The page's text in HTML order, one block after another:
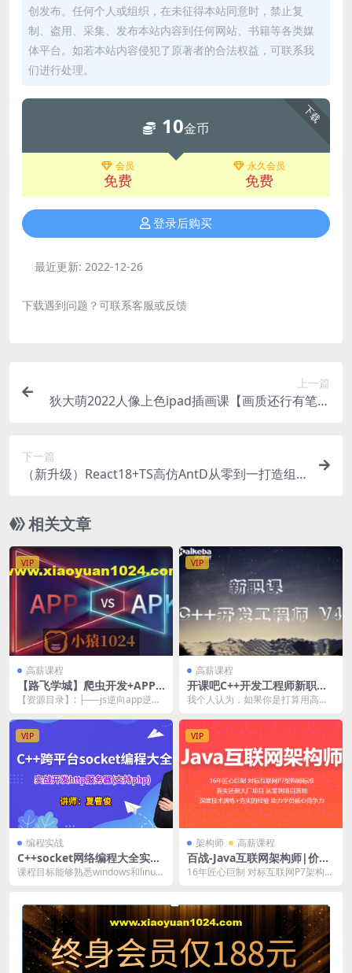
创发布。任何个人或组织，在未征得本站同意时，禁止复
制、盗用、采集、发布本站内容到任何网站、书籍等各类媒
体平台。如若本站内容侵犯了原著者的合法权益，可联系我
们进行处理。
下载
10金币
会员
免费
永久会员
免费
登录后购买
最近更新: 2022-12-26
下载遇到问题？可联系客服或反馈
上一篇
狄大萌2022人像上色ipad插画课【画质还行有笔刷
下一篇
（新升级）React18+TS高仿AntD从零到一打造组
相关文章
VIP
高薪课程
【路飞学城】爬虫开发+APP
逆向超级大神班11期
【资源目录】: ├──js逆向app逆向
VIP
高薪课程
开课吧C++开发工程师新职课V
4-2022
我个人认为，如果你是打算用高级
学会C语言是你日后...
VIP
编程实战
C++socket网络编程大全实战
http服务器(支持php)视频课
课程目标能够熟悉windows和linux
VIP
架构师 高薪课程
百战-Java互联网架构师|价值
11980元|2022年|重磅首发|2
16年匠心巨制 对标互联网P7架构师